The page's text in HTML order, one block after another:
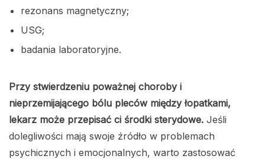
rezonans magnetyczny;
USG;
badania laboratoryjne.
Przy stwierdzeniu poważnej choroby i
nieprzemijającego bólu pleców między łopatkami,
lekarz może przepisać ci środki sterydowe. Jeśli
dolegliwości mają swoje źródło w problemach
psychicznych i emocjonalnych, warto zastosować